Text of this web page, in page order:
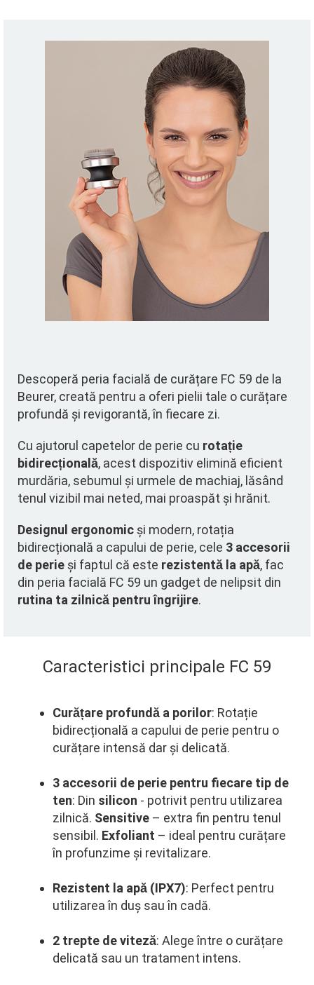
Descoperă peria facială de curățare FC 59 de la
Beurer, creată pentru a oferi pielii tale o curățare
profundă și revigorantă, în fiecare zi.
Cu ajutorul capetelor de perie cu rotație
bidirecțională, acest dispozitiv elimină eficient
murdăria, sebumul și urmele de machiaj, lăsând
tenul vizibil mai neted, mai proaspăt și hrănit.
Designul ergonomic și modern, rotația
bidirecțională a capului de perie, cele 3 accesorii
de perie și faptul că este rezistentă la apă, fac
din peria facială FC 59 un gadget de nelipsit din
rutina ta zilnică pentru îngrijire.
Caracteristici principale FC 59
Curățare profundă a porilor: Rotație
bidirecțională a capului de perie pentru o
curățare intensă dar și delicată.
3 accesorii de perie pentru fiecare tip de
ten: Din silicon - potrivit pentru utilizarea
zilnică. Sensitive – extra fin pentru tenul
sensibil. Exfoliant – ideal pentru curățare
în profunzime și revitalizare.
Rezistent la apă (IPX7): Perfect pentru
utilizarea în duș sau în cadă.
2 trepte de viteză: Alege între o curățare
delicată sau un tratament intens.